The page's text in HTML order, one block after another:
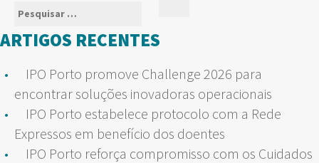
ARTIGOS
Pesquisar
por:
ARTIGOS RECENTES
IPO Porto promove Challenge 2026 para
encontrar soluções inovadoras operacionais
IPO Porto estabelece protocolo com a Rede
Expressos em benefício dos doentes
IPO Porto reforça compromisso com os Cuidados